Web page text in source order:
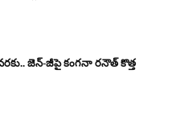
జెన్-జీపై కంగనా రనౌత్ కొత్త